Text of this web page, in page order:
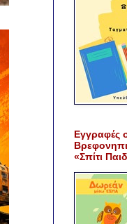
Εγγραφές
«Σπίτι